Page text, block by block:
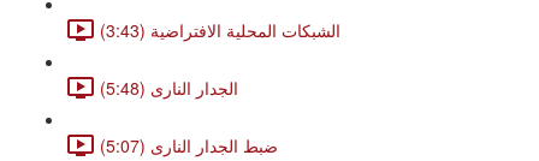
الشبكات المحلية الافتراضية (3:43)
الجدار النارى (5:48)
ضبط الجدار النارى (5:07)